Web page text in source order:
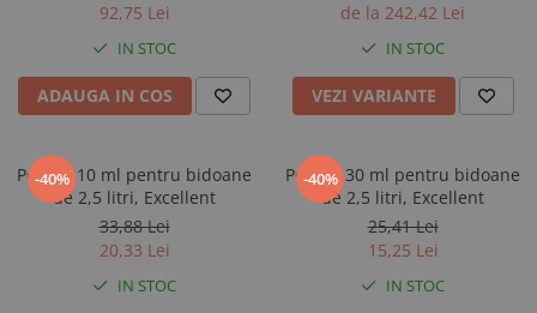
UdderWash Extended
92,75 Lei
IN STOC
ADAUGA IN COS
VoluSpray, conector furtun
de la 242,42 Lei
IN STOC
VEZI VARIANTE
-40%
Pompa 10 ml pentru bidoane
de 2,5 litri, Excellent
33,88 Lei
20,33 Lei
IN STOC
-40%
Pompa 30 ml pentru bidoane
de 2,5 litri, Excellent
25,41 Lei
15,25 Lei
IN STOC